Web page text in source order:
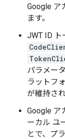
Google ア
ます。
JWT ID ト
パラメー
ラットフ
が維持さ
Google ア
ーカル ユ
とで、プ